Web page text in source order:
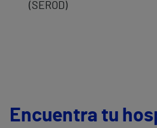
(SEROD)
Encuentra tu